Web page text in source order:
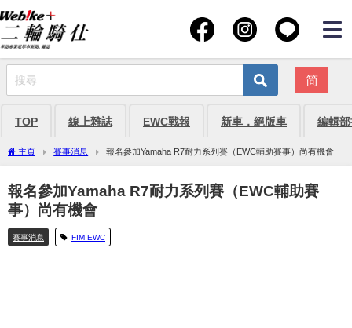
简
TOP 線上雜誌 EWC戰報 新車．絕版車 編輯
主頁 賽事消息 報名參加Yamaha R7耐力系列賽（EWC輔助賽事）尚有機會
報名參加Yamaha R7耐力系列賽（EWC輔助賽
事）尚有機會
賽事消息 FIM EWC